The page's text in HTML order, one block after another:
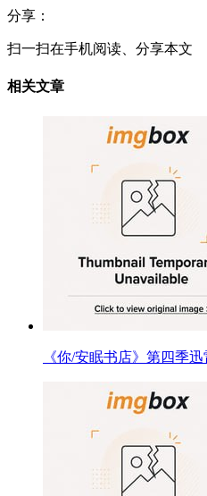
分享：
扫一扫在手机阅读、分享本文
相关文章
《你/安眠书店》第四季